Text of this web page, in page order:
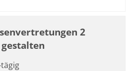
2
tägig